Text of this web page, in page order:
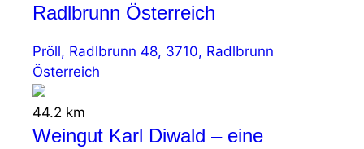
Radlbrunn Österreich
Pröll, Radlbrunn 48, 3710, Radlbrunn
Österreich
44.2 km
Weingut Karl Diwald – eine